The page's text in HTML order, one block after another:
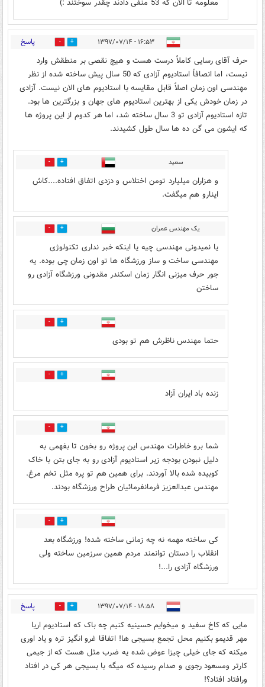
معلومه تا الان که 53 منفی دادند چقدر سوختند :)
۱۶:۵۳ - ۱۳۹۷/۰۷/۱۴ 76 پاسخ
حرف آقای رسایی کاملاً درست هست و هیچ نقصی بر منطقش وارد
نیست، اما انصافاً استادیوم آزادی که 50 سال پیش ساخته شده از نظر
مهندسی اون زمان اصلاً قابل مقایسه با استادیوم های الان نیست. آزادی
در زمان خودش یکی از بهترین استادیوم های جهان و بزرگترین ها بود.
تازه استادیوم آزادی تو 3 سال ساخته شد، اما هر کدوم از این پروژه ها
که ایشون می گن ده ها سال طول کشیدند.
سعید 36
و هزاران میلیارد تومن اختلاس و دزدی اتفاق افتاده....کاش
اینارو هم میگفت.
یک مهندس عمران 28
یا نمیدونی مهندسی چیه یا اینکه خبر نداری تکنولوژی
مهندسی ساخت و ساز ورزشگاه ها تو اون زمان چی بوده. یه
جور حرف میزنی انگار زمان اسکندر مقدونی ورزشگاه آزادی رو
ساختن
14
حتما مهندس ناظرش هم تو بودی
18
زنده باد ایران آزاد
2
شما برو خاطرات مهندس این پروژه رو بخون تا بفهمی به
دلیل نبودن بودجه زیر استادیوم آزادی رو به جای بتن با خاک
کوبیده شده بالا آوردند. برای همین هم تو پره مثل تخم مرغ.
مهندس عبدالعزیز فرمانفرمائیان طراح ورزشگاه بودند.
2
کی ساخته مهمه نه چه زمانی ساخته شده! ورزشگاه بعد
انقلاب را دستان توانمند مردم همین سرزمین ساخته ولی
ورزشگاه آزادی را...!
۱۸:۵۸ - ۱۳۹۷/۰۷/۱۴ 28 پاسخ
مایی که کاخ سفید و میخوایم حسینیه کنیم چه باک که استادیوم اریا
مهر قدیمو بکنیم محل تجمع بسیجی ها! اتفاقا غرو انگیز تره و یاد اوری
میکنه که جای خیلی چیزا عوض شده یه ضرب مثل هست که از جیمی
کارتر ومسعود رجوی و صدام رسیده که میگه با بسیجی هر کی در افتاد
ورافتاد افتاد؟!